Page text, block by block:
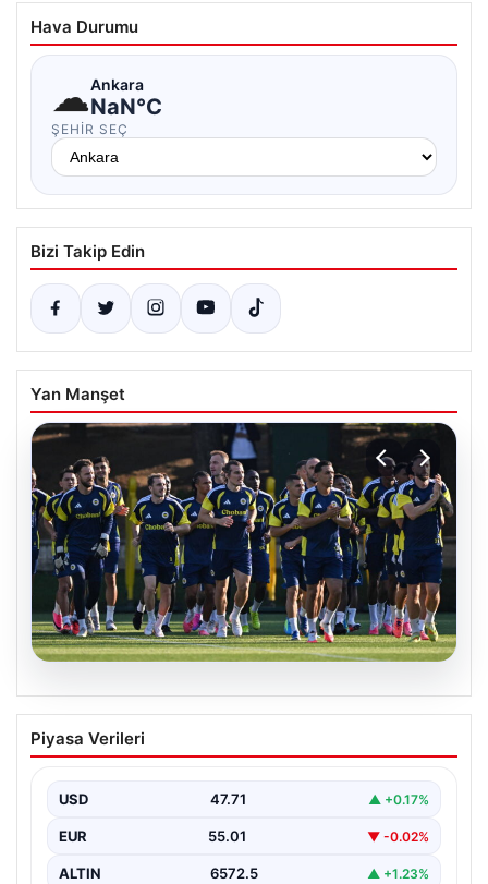
Hava Durumu
☁Ankara
NaN°C
ŞEHIR SEÇ
Bizi Takip Edin
Yan Manşet
05.08.2026
Fenerbahçe’nin Avrupa kadrosunda
Sturm Graz maçı öncesi değişiklik!
Piyasa Verileri
USD 47.71 ▲ +0.17%
EUR 55.01 ▼ -0.02%
ALTIN 6572.5 ▲ +1.23%